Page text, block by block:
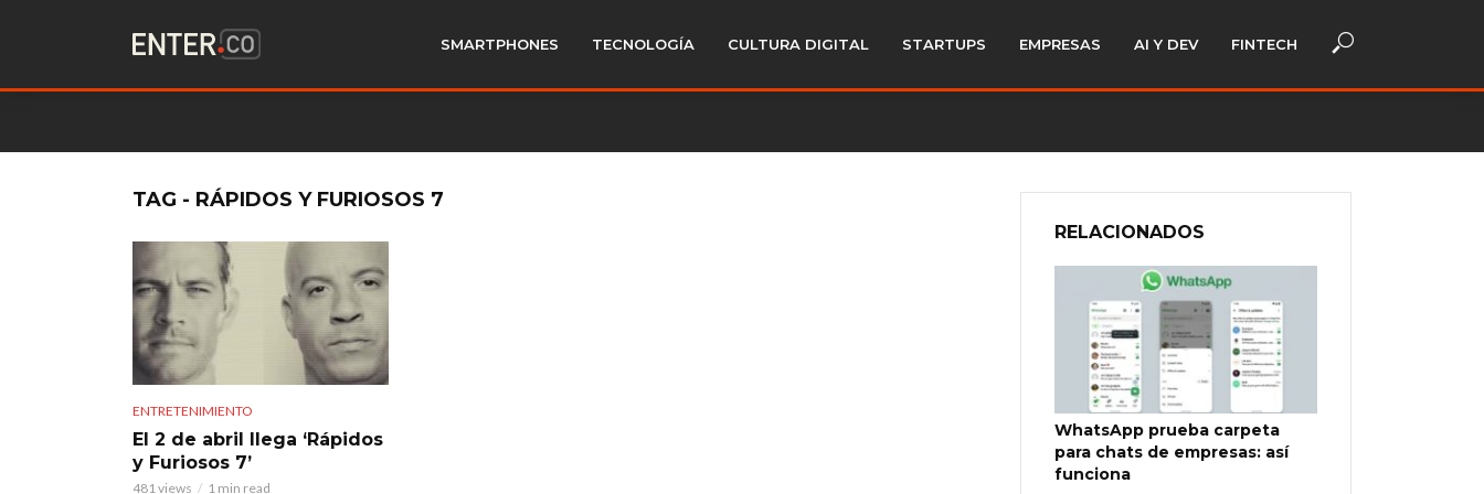
SMARTPHONES TECNOLOGÍA CULTURA DIGITAL STARTUPS EMPRESAS AI Y DEV FINTECH
TAG - RÁPIDOS Y FURIOSOS 7
ENTRETENIMIENTO
El 2 de abril llega ‘Rápidos
y Furiosos 7’
481 views 1 min read
RELACIONADOS
WhatsApp prueba carpeta
para chats de empresas: así
funciona